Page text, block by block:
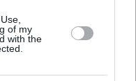
of my
with the